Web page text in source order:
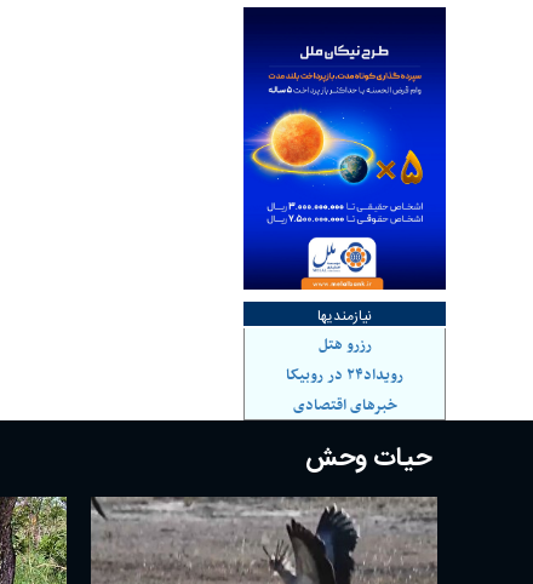
نیازمندیها
رزرو هتل
رویداد۲۴ در روبیکا
خبرهای اقتصادی
حیات وحش